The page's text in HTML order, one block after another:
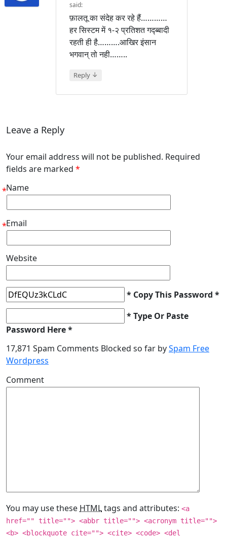
said:
फ़ालतू का संदेह कर रहे हैं…………
हर सिस्टम में १-२ प्रतिशत गद्ब्बादी
रहती ही है……….आखिर इंसान
भगवान् तो नही……..
Reply ↓
Leave a Reply
Your email address will not be published. Required
fields are marked *
Name
*
Email
*
Website
* Copy This Password *
* Type Or Paste
Password Here *
17,871 Spam Comments Blocked so far bySpam Free
Wordpress
Comment
You may use these HTMLtags and attributes: <a
href="" title=""> <abbr title=""> <acronym title="">
<b> <blockquote cite=""> <cite> <code> <del